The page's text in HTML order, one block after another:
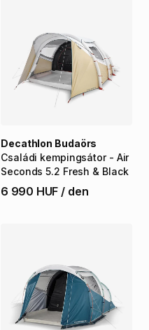
Családi kempingsátor - Air
Seconds 5.2 Fresh & Black
Decathlon Budaörs
6 990 HUF / den